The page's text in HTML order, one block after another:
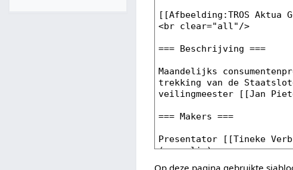
Op deze pagina gebruikte